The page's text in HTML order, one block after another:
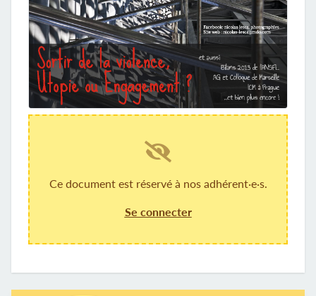
Ce document est réservé à nos adhérent·e·s.
Se connecter